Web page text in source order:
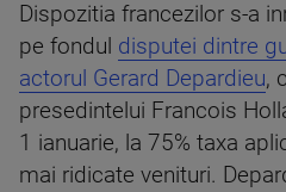
Dispozitia francezilor s-a
pe fondul disputei dintre
actorul Gerard Depardieu,
presedintelui Francois
1 ianuarie, la 75% taxa
mai ridicate venituri.